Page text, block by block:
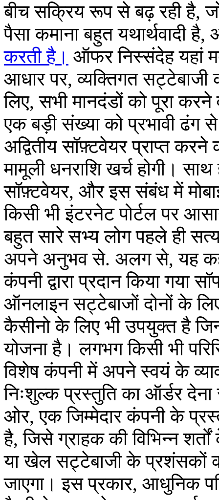
बीच सक्रिय रूप से बढ़ रही है,
पैसा कमाना बहुत यथार्थवादी
करती है। ऑफर निस्संदेह यहां
आधार पर, व्यक्तिगत सट्टेबाजी
लिए, सभी मानदंडों को पूरा करने
एक बड़ी संख्या को प्रभावी
अद्वितीय सॉफ़्टवेयर प्राप्त
मामूली धनराशि खर्च होगी। साथ
सॉफ़्टवेयर, और इस संबंध में
किसी भी इंटरनेट पोर्टल पर
बहुत सारे सभ्य लोग पहले ही
अपने अनुभव से. अलग से, यह
कंपनी द्वारा प्रदान किया गया
ऑनलाइन सट्टेबाजों दोनों के
कैसीनो के लिए भी उपयुक्त है
योजना है। लगभग किसी भी
विशेष कंपनी में अपने स्वयं के
निःशुल्क प्रस्तुति का ऑर्डर
ओर, एक जिम्मेदार कंपनी के
है, जिसे ग्राहक की विभिन्न
या खेल सट्टेबाजी के प्रशंसकों
जाएगा। इस प्रकार, आधुनिक